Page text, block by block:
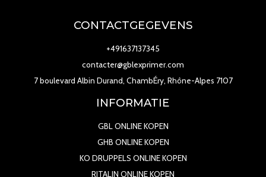
CONTACTGEGEVENS
+491637137345
contacter@gblexprimer.com
7 boulevard Albin Durand, ChambÉry, Rhône-Alpes 7107
INFORMATIE
GBL ONLINE KOPEN
GHB ONLINE KOPEN
KO DRUPPELS ONLINE KOPEN
RITALIN ONLINE KOPEN